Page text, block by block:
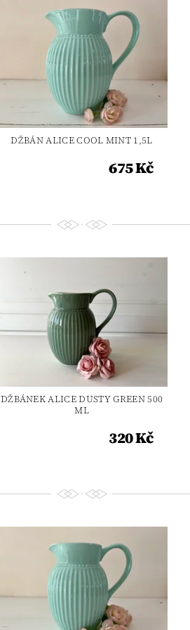
DŽBÁN ALICE COOL MINT 1,5L
675 Kč
DŽBÁNEK ALICE DUSTY GREEN 500
ML
320 Kč